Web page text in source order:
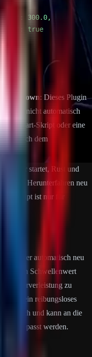
Shutdown: Dieses Plugin
nicht automatisch
Neustart-Skript oder eine
nach dem
Server startet, Rust und
dem Herunterfahren neu
Skript ist nur für
Server automatisch neu
Schwellenwert
die Serverleistung zu
ein reibungsloses
einfach und kann an die
angepasst werden.